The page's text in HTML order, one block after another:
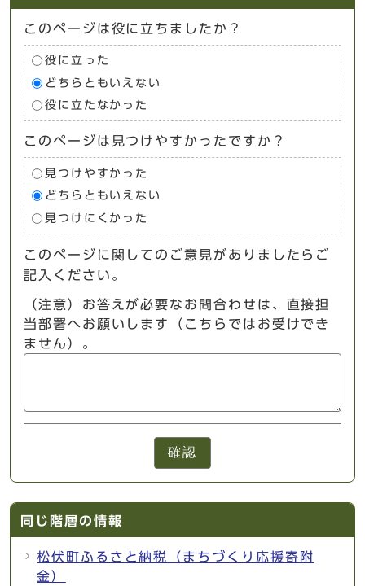
このページは役に立ちましたか？
役に立った
どちらともいえない
役に立たなかった
このページは見つけやすかったですか？
見つけやすかった
どちらともいえない
見つけにくかった
このページに関してのご意見がありましたらご
記入ください。
（注意）お答えが必要なお問合わせは、直接担
当部署へお願いします（こちらではお受けでき
ません）。
確認
同じ階層の情報
松伏町ふるさと納税（まちづくり応援寄附
金）